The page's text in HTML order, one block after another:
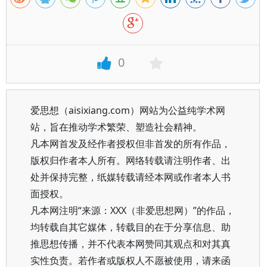
0
爱思想（aisixiang.com）网站为公益纯学术网
站，旨在推动学术繁荣、塑造社会精神。
凡本网首发及经作者授权但非首发的所有作品，
版权归作者本人所有。网络转载请注明作者、出
处并保持完整，纸媒转载请经本网或作者本人书
面授权。
凡本网注明“来源：XXX（非爱思想网）”的作品，
均转载自其它媒体，转载目的在于分享信息、助
推思想传播，并不代表本网赞同其观点和对其真
实性负责。若作者或版权人不愿被使用，请来函